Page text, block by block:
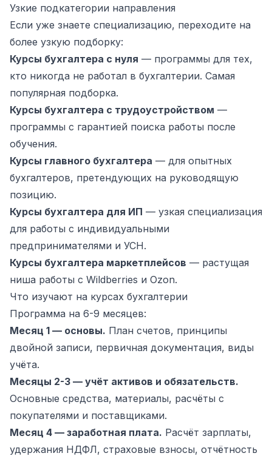
Узкие подкатегории направления
Если уже знаете специализацию, переходите на
более узкую подборку:
Курсы бухгалтера с нуля — программы для тех,
кто никогда не работал в бухгалтерии. Самая
популярная подборка.
Курсы бухгалтера с трудоустройством —
программы с гарантией поиска работы после
обучения.
Курсы главного бухгалтера — для опытных
бухгалтеров, претендующих на руководящую
позицию.
Курсы бухгалтера для ИП — узкая специализация
для работы с индивидуальными
предпринимателями и УСН.
Курсы бухгалтера маркетплейсов — растущая
ниша работы с Wildberries и Ozon.
Что изучают на курсах бухгалтерии
Программа на 6-9 месяцев:
Месяц 1 — основы. План счетов, принципы
двойной записи, первичная документация, виды
учёта.
Месяцы 2-3 — учёт активов и обязательств.
Основные средства, материалы, расчёты с
покупателями и поставщиками.
Месяц 4 — заработная плата. Расчёт зарплаты,
удержания НДФЛ, страховые взносы, отчётность